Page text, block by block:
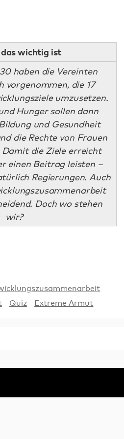
wichtig ist
haben die Vereinten
vorgenommen, die 17
umzusetzen.
Hunger sollen dann
und Gesundheit
die Rechte von Frauen
die Ziele erreicht
einen Beitrag leisten –
Regierungen. Auch
Doch wo stehen
wir?
Quiz Extreme Armut